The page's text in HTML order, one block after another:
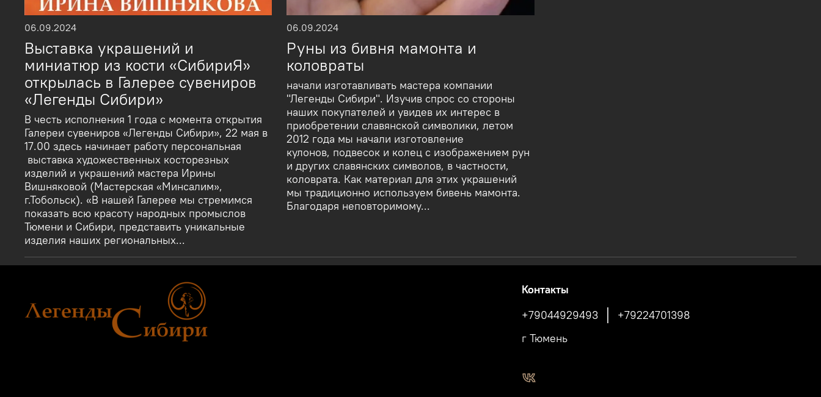
06.09.2024
Выставка украшений и
миниатюр из кости «СибириЯ»
открылась в Галерее сувениров
«Легенды Сибири»
В честь исполнения 1 года с момента открытия
Галереи сувениров «Легенды Сибири», 22 мая в
17.00 здесь начинает работу персональная
выставка художественных косторезных
изделий и украшений мастера Ирины
Вишняковой (Мастерская «Минсалим»,
г.Тобольск). «В нашей Галерее мы стремимся
показать всю красоту народных промыслов
Тюмени и Сибири, представить уникальные
изделия наших региональных...
06.09.2024
Руны из бивня мамонта и
коловраты
начали изготавливать мастера компании
"Легенды Сибири". Изучив спрос со стороны
наших покупателей и увидев их интерес в
приобретении славянской символики, летом
2012 года мы начали изготовление
кулонов, подвесок и колец с изображением рун
и других славянских символов, в частности,
коловрата. Как материал для этих украшений
мы традиционно используем бивень мамонта.
Благодаря неповторимому...
Контакты
+79044929493
+79224701398
г Тюмень